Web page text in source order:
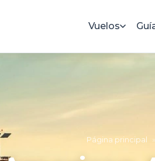
Vuelos
Página principal »